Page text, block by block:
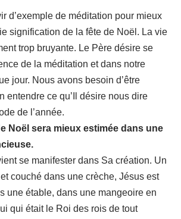
d’exemple de méditation pour mieux
signification de la fête de Noël. La vie
trop bruyante. Le Père désire se
de la méditation et dans notre
jour. Nous avons besoin d’être
entendre ce qu’Il désire nous dire
de l’année.
Noël sera mieux estimée dans une
se manifester dans Sa création. Un
couché dans une crèche, Jésus est
une étable, dans une mangeoire en
qui était le Roi des rois de tout